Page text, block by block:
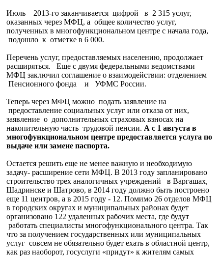
Июль 2013-го заканчивается цифрой в 2 315 услуг,
оказанных через МФЦ, а общее количество услуг,
полученных в многофункциональном центре с начала года,
подошло к отметке в 6 000.
Перечень услуг, предоставляемых населению, продолжает
расширяться. Еще с двумя федеральными ведомствами
МФЦ заключил соглашение о взаимодействии: отделением
Пенсионного фонда и УФМС России.
Теперь через МФЦ можно подать заявление на
предоставление социальных услуг или отказа от них,
заявление о дополнительных страховых взносах на
накопительную часть трудовой пенсии. А с 1 августа в
многофункциональном центре предоставляется услуга по
выдаче или замене паспорта.
Остается решить еще не менее важную и необходимую
задачу- расширение сети МФЦ. В 2013 году запланировано
строительство трех аналогичных учреждений в Варгашах,
Шадринске и Шатрово, в 2014 году должно быть построено
еще 11 центров, а в 2015 году - 12. Помимо 26 отделов МФЦ
в городских округах и муниципальных районах будет
организовано 122 удаленных рабочих места, где будут
работать специалисты многофункционального центра. Так
что за получением государственных или муниципальных
услуг совсем не обязательно будет ехать в областной центр,
как раз наоборот, госуслуги «придут» к жителям самых